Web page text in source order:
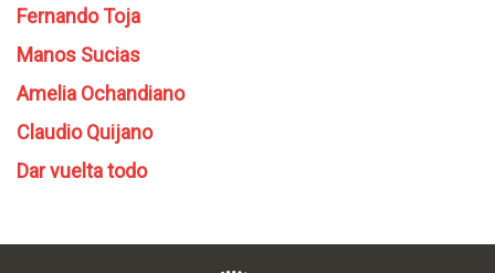
Fernando Toja
Manos Sucias
Amelia Ochandiano
Claudio Quijano
Dar vuelta todo